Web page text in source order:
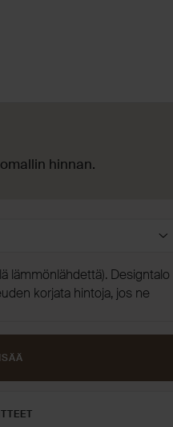
hinnan.
lämmönlähdettä). Designtalo
korjata hintoja, jos ne